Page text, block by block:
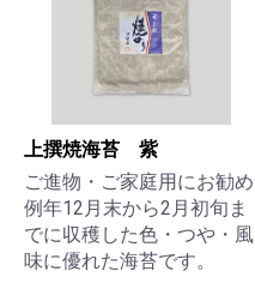
上撰焼海苔 紫
ご進物・ご家庭用にお勧め
例年12月末から2月初旬ま
でに収穫した色・つや・風
味に優れた海苔です。